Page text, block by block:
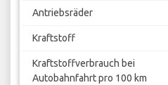
Antriebsräder
Kraftstoff
Kraftstoffverbrauch bei
Autobahnfahrt pro 100 km